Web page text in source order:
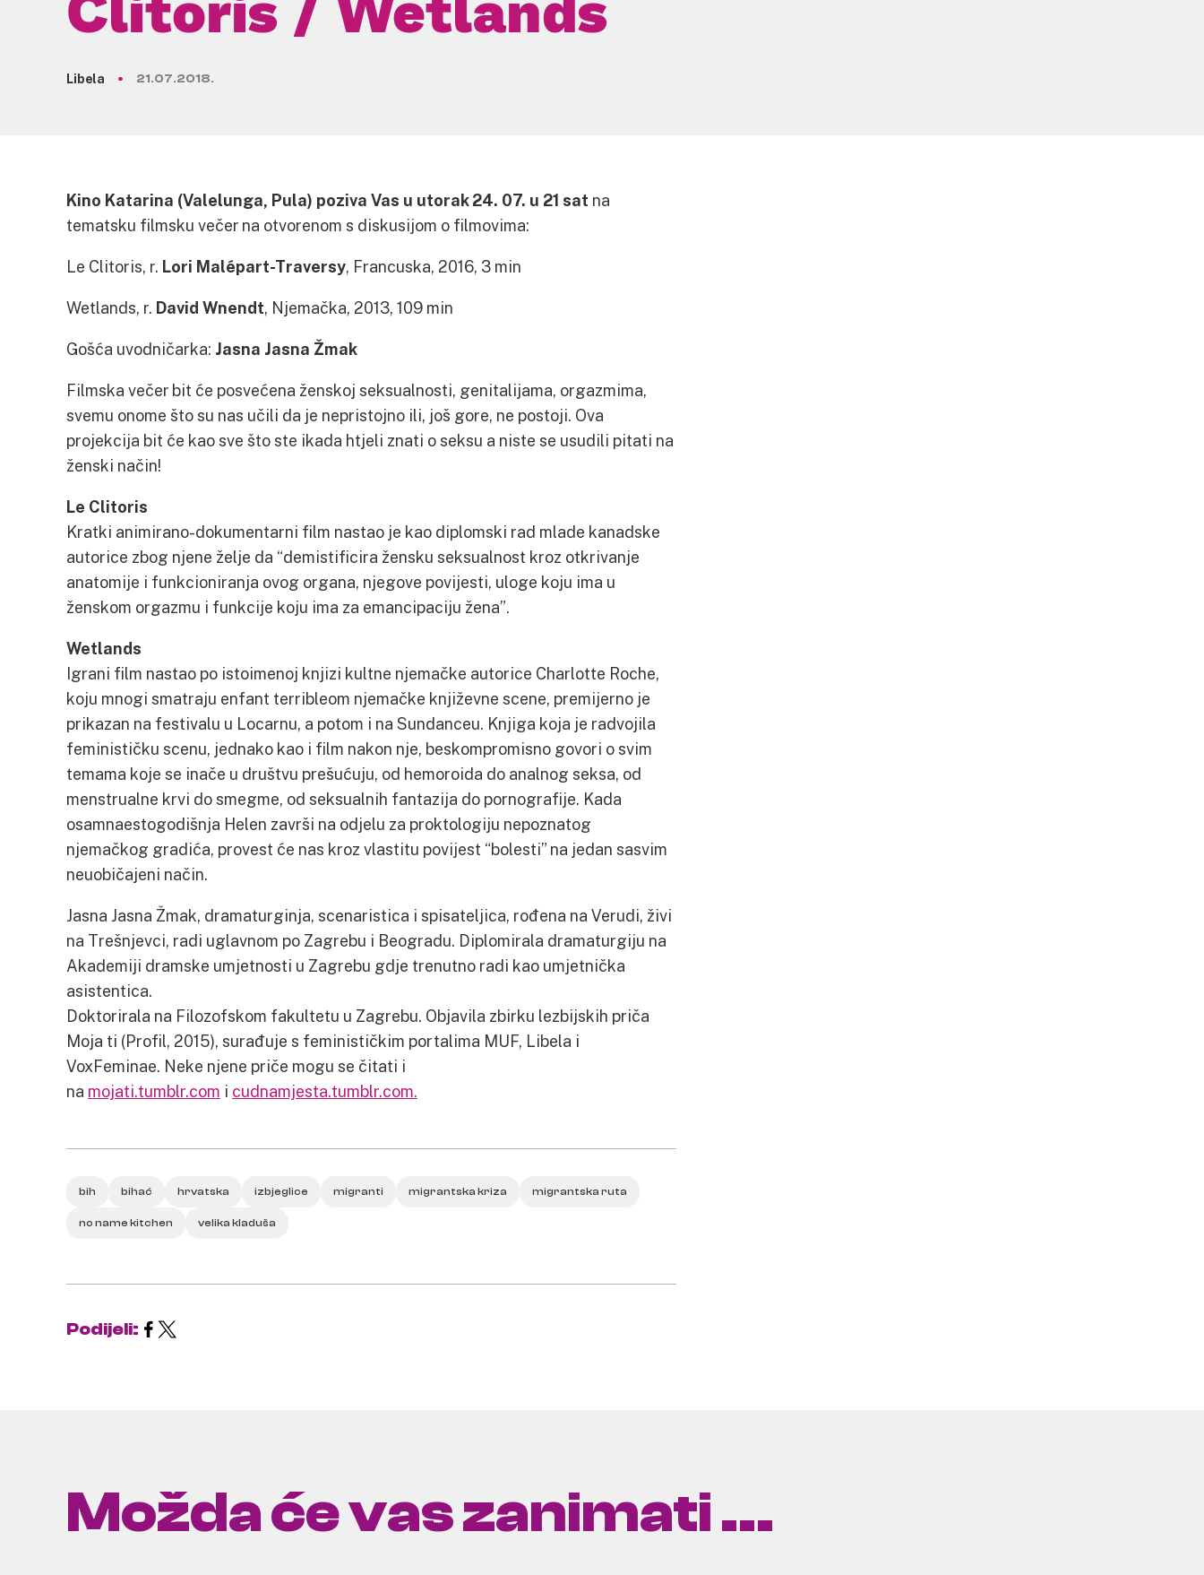
Libela 21.07.2018.
Kino Katarina (Valelunga, Pula) poziva Vas u utorak 24. 07. u 21 sat na
tematsku filmsku večer na otvorenom s diskusijom o filmovima:
Le Clitoris, r. Lori Malépart-Traversy, Francuska, 2016, 3 min
Wetlands, r. David Wnendt, Njemačka, 2013, 109 min
Gošća uvodničarka: Jasna Jasna Žmak
Filmska večer bit će posvećena ženskoj seksualnosti, genitalijama, orgazmima,
svemu onome što su nas učili da je nepristojno ili, još gore, ne postoji. Ova
projekcija bit će kao sve što ste ikada htjeli znati o seksu a niste se usudili pitati na
ženski način!
Le Clitoris
Kratki animirano-dokumentarni film nastao je kao diplomski rad mlade kanadske
autorice zbog njene želje da “demistificira žensku seksualnost kroz otkrivanje
anatomije i funkcioniranja ovog organa, njegove povijesti, uloge koju ima u
ženskom orgazmu i funkcije koju ima za emancipaciju žena”.
Wetlands
Igrani film nastao po istoimenoj knjizi kultne njemačke autorice Charlotte Roche,
koju mnogi smatraju enfant terribleom njemačke književne scene, premijerno je
prikazan na festivalu u Locarnu, a potom i na Sundanceu. Knjiga koja je radvojila
feminističku scenu, jednako kao i film nakon nje, beskompromisno govori o svim
temama koje se inače u društvu prešućuju, od hemoroida do analnog seksa, od
menstrualne krvi do smegme, od seksualnih fantazija do pornografije. Kada
osamnaestogodišnja Helen završi na odjelu za proktologiju nepoznatog
njemačkog gradića, provest će nas kroz vlastitu povijest “bolesti” na jedan sasvim
neuobičajeni način.
Jasna Jasna Žmak, dramaturginja, scenaristica i spisateljica, rođena na Verudi, živi
na Trešnjevci, radi uglavnom po Zagrebu i Beogradu. Diplomirala dramaturgiju na
Akademiji dramske umjetnosti u Zagrebu gdje trenutno radi kao umjetnička
asistentica.
Doktorirala na Filozofskom fakultetu u Zagrebu. Objavila zbirku lezbijskih priča
Moja ti (Profil, 2015), surađuje s feminističkim portalima MUF, Libela i
VoxFeminae. Neke njene priče mogu se čitati i
na mojati.tumblr.com i cudnamjesta.tumblr.com.
bih bihać hrvatska izbjeglice migranti migrantska kriza migrantska ruta
no name kitchen velika kladuša
Podijeli:
Možda će vas zanimati ...